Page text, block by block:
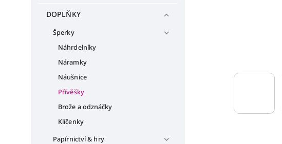
DOPLŇKY
Šperky
Náhrdelníky
Náramky
Náušnice
Přívěšky
Brože a odznáčky
Klíčenky
Papírnictví & hry